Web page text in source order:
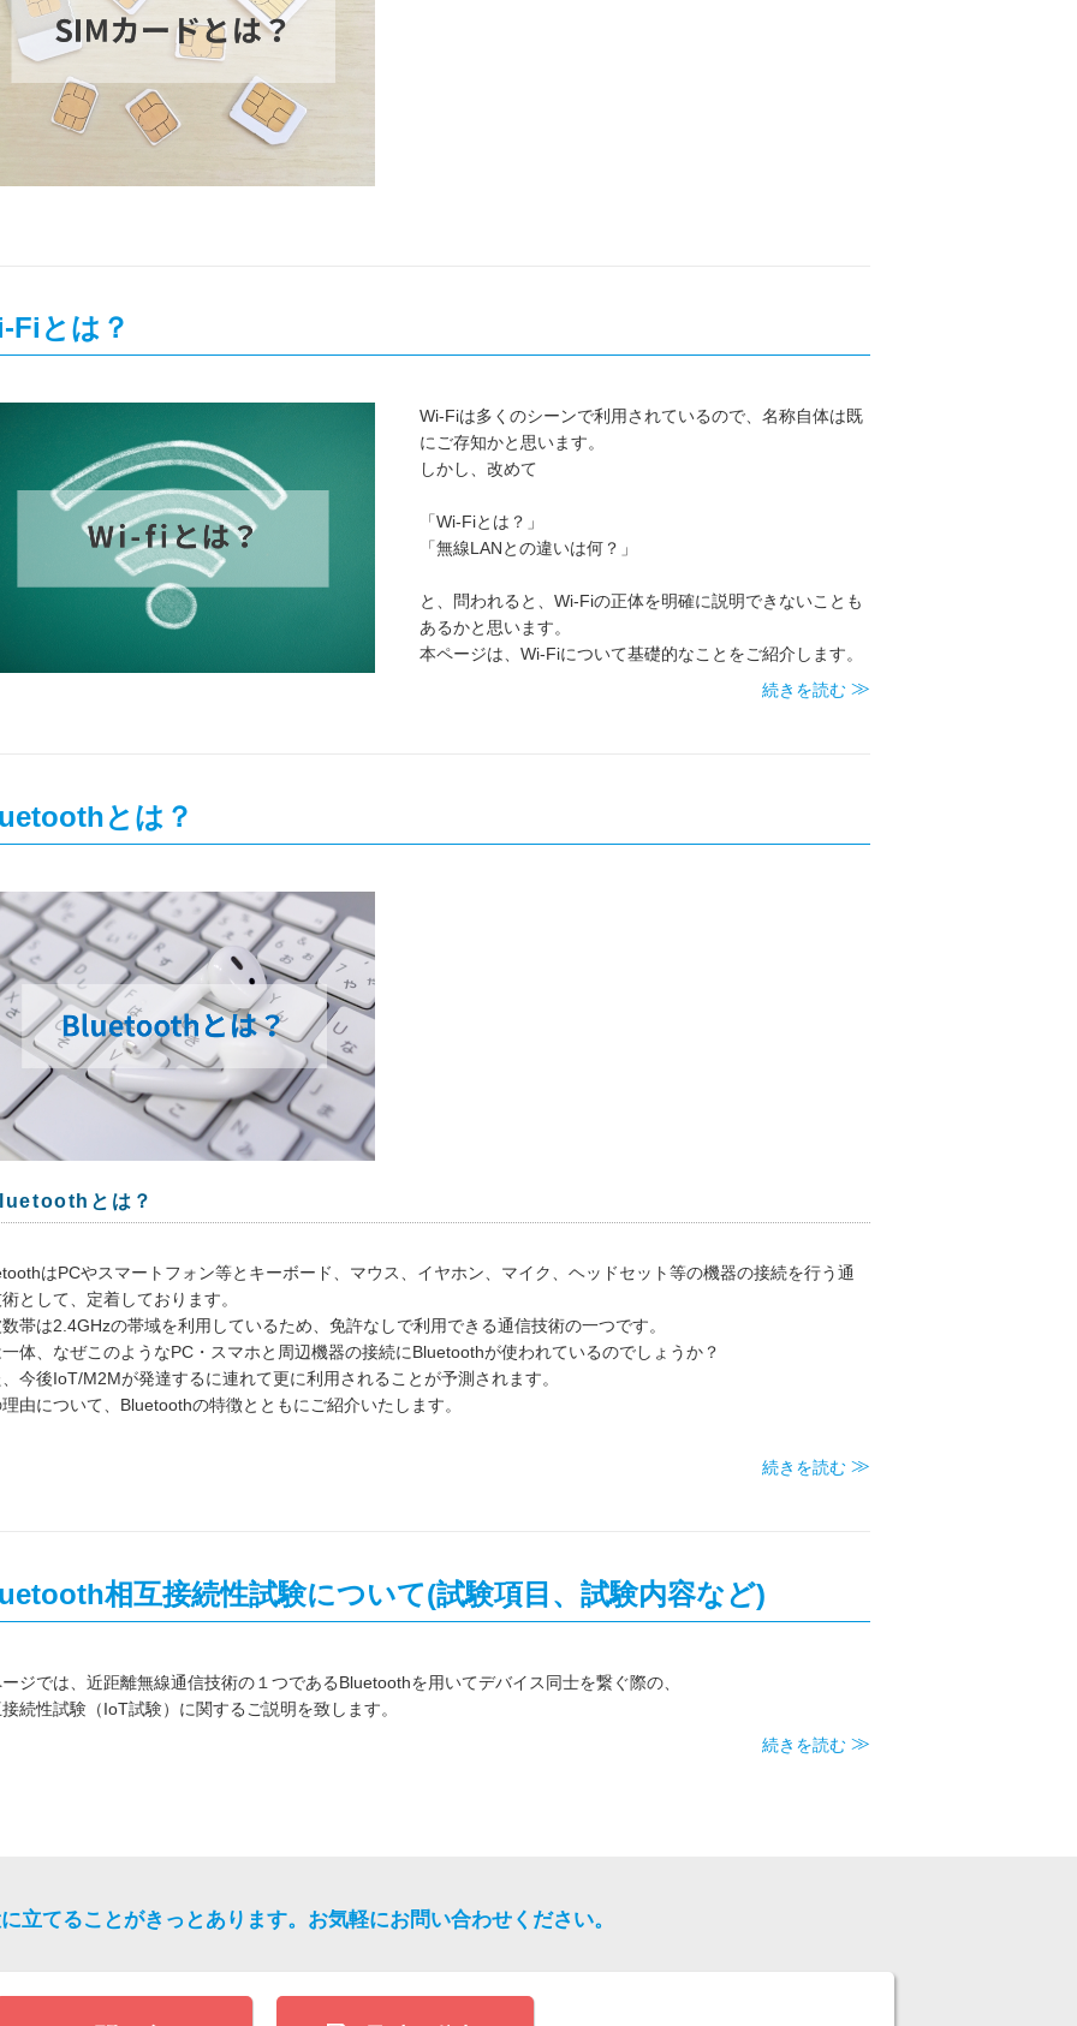
Fiとは？
Wi-Fiは多くのシーンで利用されているので、名称自体は既
にご存知かと思います。
しかし、改めて
「Wi-Fiとは？」
「無線LANとの違いは何？」
と、問われると、Wi-Fiの正体を明確に説明できないことも
あるかと思います。
本ページは、Wi-Fiについて基礎的なことをご紹介します。
続きを読む
とは？
とは？
はPCやスマートフォン等とキーボード、マウス、イヤホン、マイク、ヘッドセット等の機器の接続を行う通
として、定着しております。
帯は2.4GHzの帯域を利用しているため、免許なしで利用できる通信技術の一つです。
体、なぜこのようなPC・スマホと周辺機器の接続にBluetoothが使われているのでしょうか？
今後IoT/M2Mが発達するに連れて更に利用されることが予測されます。
由について、Bluetoothの特徴とともにご紹介いたします。
続きを読む
相互接続性試験について(試験項目、試験内容など)
ジでは、近距離無線通信技術の１つであるBluetoothを用いてデバイス同士を繋ぐ際の、
続性試験（IoT試験）に関するご説明を致します。
続きを読む
立てることがきっとあります。 お気軽にお問い合わせください。